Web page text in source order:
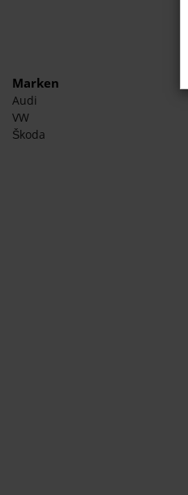
Marken
Audi
VW
Škoda